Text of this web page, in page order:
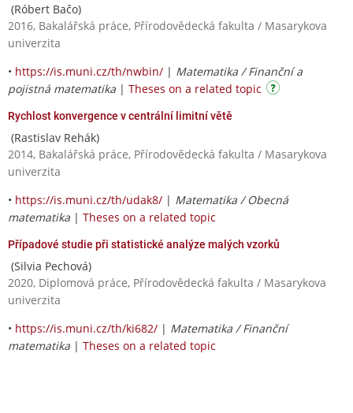
(Róbert Bačo)
2016, Bakalářská práce, Přírodovědecká fakulta / Masarykova
univerzita
• https://is.muni.cz/th/nwbin/ | Matematika / Finanční a
pojistná matematika | Theses on a related topic
Rychlost konvergence v centrální limitní větě
(Rastislav Rehák)
2014, Bakalářská práce, Přírodovědecká fakulta / Masarykova
univerzita
• https://is.muni.cz/th/udak8/ | Matematika / Obecná
matematika | Theses on a related topic
Případové studie při statistické analýze malých vzorků
(Silvia Pechová)
2020, Diplomová práce, Přírodovědecká fakulta / Masarykova
univerzita
• https://is.muni.cz/th/ki682/ | Matematika / Finanční
matematika | Theses on a related topic